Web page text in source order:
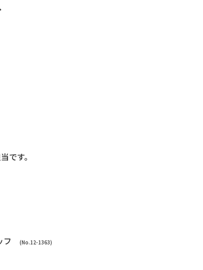
です。
フ (No.12-1363)